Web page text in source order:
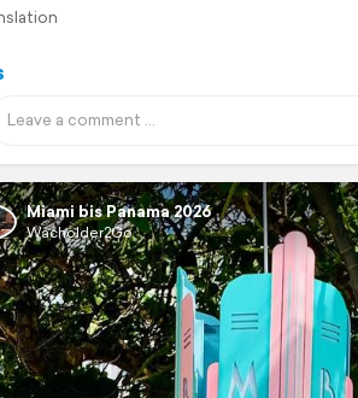
Miami bis Panama 2026
Wacholder2Go